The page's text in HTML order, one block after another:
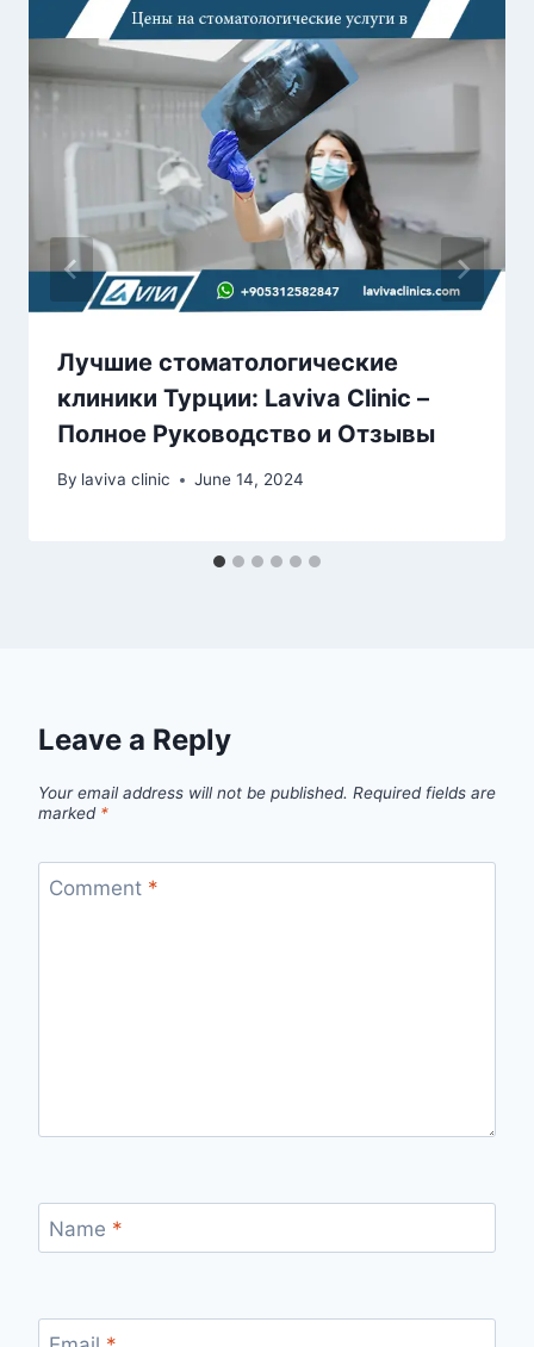
Лучшие стоматологические
клиники Турции: Laviva Clinic –
Полное Руководство и Отзывы
By laviva clinic June 14, 2024
Leave a Reply
Your email address will not be published. Required fields are
marked *
Comment *
Name *